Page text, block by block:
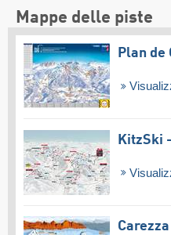
Mappe delle piste
Plan de
KitzSki
Carezza